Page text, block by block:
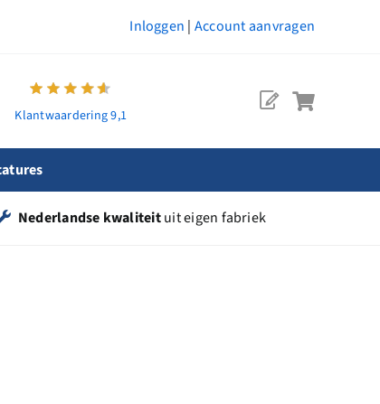
Inloggen | Account aanvragen
Klantwaardering 9,1
Nederlandse kwaliteituit eigen fabriek